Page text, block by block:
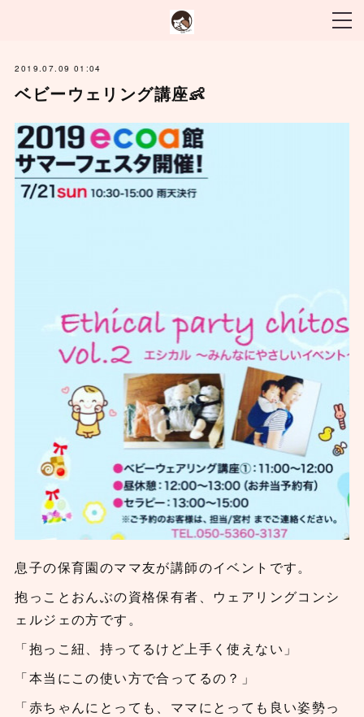
2019.07.09 01:04
ベビーウェリング講座👶
息子の保育園のママ友が講師のイベントです。
抱っことおんぶの資格保有者、ウェアリングコンシ
ェルジェの方です。
「抱っこ紐、持ってるけど上手く使えない」
「本当にこの使い方で合ってるの？」
「赤ちゃんにとっても、ママにとっても良い姿勢っ